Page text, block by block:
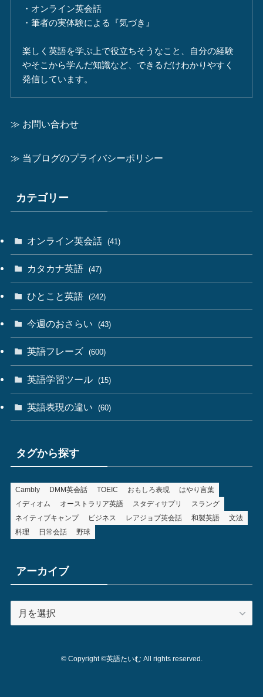
・オンライン英会話
・筆者の実体験による『気づき』
楽しく英語を学ぶ上で役立ちそうなこと、自分の経験
やそこから学んだ知識など、できるだけわかりやすく
発信しています。
≫ お問い合わせ
≫ 当ブログのプライバシーポリシー
カテゴリー
オンライン英会話 (41)
カタカナ英語 (47)
ひとこと英語 (242)
今週のおさらい (43)
英語フレーズ (600)
英語学習ツール (15)
英語表現の違い (60)
タグから探す
Cambly DMM英会話 TOEIC おもしろ表現
はやり言葉
イディオム
オーストラリア英語 スタディサプリ
スラング
ネイティブキャンプ
ビジネス レアジョブ英会話 和製英語
文法
料理
日常会話 野球
アーカイブ
ー
©Copyright ©英語たいむ All rights reserved.